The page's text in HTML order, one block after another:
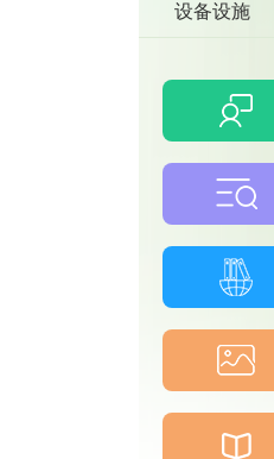
设备设施